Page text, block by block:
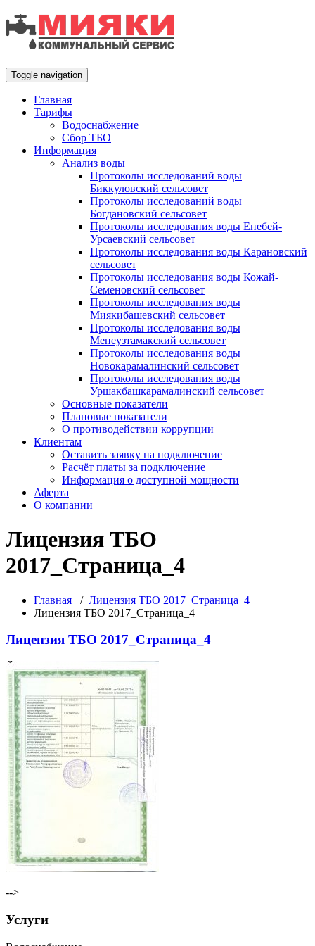
Toggle navigation
Главная
Тарифы
Водоснабжение
Сбор ТБО
Информация
Анализ воды
Протоколы исследований воды
Биккуловский сельсовет
Протоколы исследований воды
Богдановский сельсовет
Протоколы исследования воды Енебей-
Урсаевский сельсовет
Протоколы исследования воды Карановский
сельсовет
Протоколы исследования воды Кожай-
Семеновский сельсовет
Протоколы исследования воды
Миякибашевский сельсовет
Протоколы исследования воды
Менеузтамакский сельсовет
Протоколы исследования воды
Новокарамалинский сельсовет
Протоколы исследования воды
Уршакбашкарамалинский сельсовет
Основные показатели
Плановые показатели
О противодействии коррупции
Клиентам
Оставить заявку на подключение
Расчёт платы за подключение
Информация о доступной мощности
Аферта
О компании
Лицензия ТБО
2017_Страница_4
Главная / Лицензия ТБО 2017_Страница_4
Лицензия ТБО 2017_Страница_4
Лицензия ТБО 2017_Страница_4
-->
Услуги